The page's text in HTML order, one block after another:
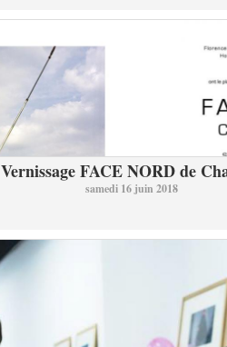
Vernissage FACE NORD de
samedi 16 juin 2018